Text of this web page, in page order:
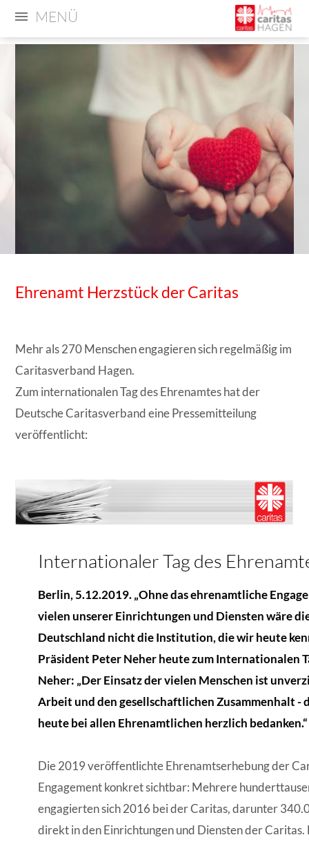
MENÜ
Ehrenamt Herzstück der Caritas
Mehr als 270 Menschen engagieren sich regelmäßig im
Caritasverband Hagen.
Zum internationalen Tag des Ehrenamtes hat der
Deutsche Caritasverband eine Pressemitteilung
veröffentlicht:
Internationaler Tag des
Berlin, 5.12.2019. „Ohne das ehrenamtliche
vielen unserer Einrichtungen und Diensten wäre
Deutschland nicht die Institution, die wir heute
Präsident Peter Neher heute zum Internationalen
Neher: „Der Einsatz der vielen Menschen ist
Arbeit und den gesellschaftlichen Zusammenhalt -
heute bei allen Ehrenamtlichen herzlich bedanken.“
Die 2019 veröffentlichte Ehrenamtserhebung der
Engagement konkret sichtbar: Mehrere
engagierten sich 2016 bei der Caritas, darunter
direkt in den Einrichtungen und Diensten der